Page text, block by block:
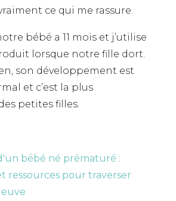
ce qui me rassure.
bébé a 11 mois et j’utilise
lorsque notre fille dort.
son développement est
et c’est la plus
petites filles.
bébé né prématuré :
ressources pour traverser